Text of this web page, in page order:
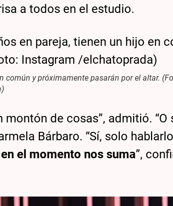
a todos en el estudio.
común y próximamente pasarán por el altar.
de cosas”, admitió. “O
Bárbaro. “Sí, solo
el momento nos suma”,